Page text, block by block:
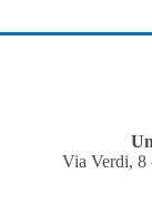
Via Verdi, 8